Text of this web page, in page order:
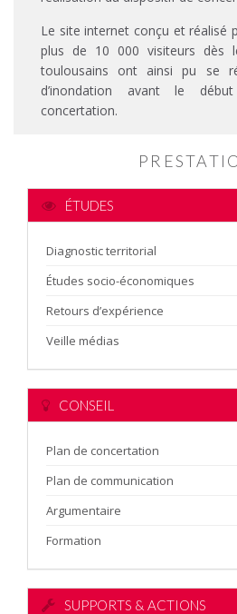
Le site internet conçu et réalisé
plus de 10 000 visiteurs dès
toulousains ont ainsi pu se
d’inondation avant le
concertation.
ÉTUDES
Diagnostic territorial
Études socio-économiques
Retours d’expérience
Veille médias
CONSEIL
Plan de concertation
Plan de communication
Argumentaire
Formation
SUPPORTS & ACTIONS